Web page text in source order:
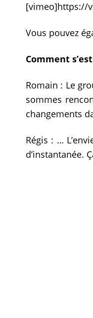
[vimeo]https://
Vous pouvez
Comment
Romain : Le
sommes
changements
Régis : …
d’instantanée.